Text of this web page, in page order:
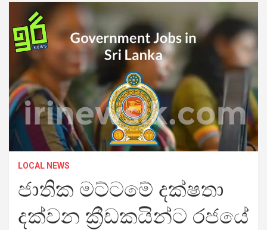
LOCAL NEWS
ජාතික මට්ටමේ දක්ෂතා
දක්වන ක්‍රීඩකයින්ට රජයේ